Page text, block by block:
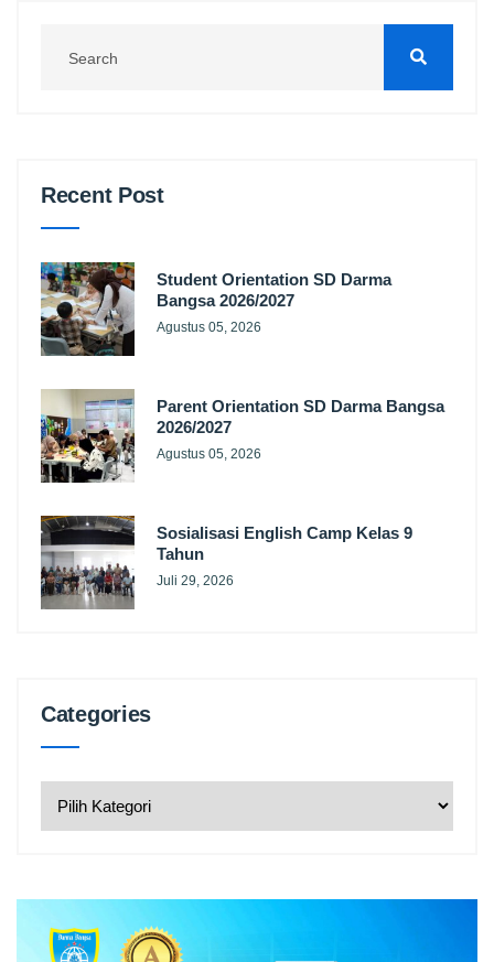
Recent Post
Student Orientation SD Darma
Bangsa 2026/2027
Agustus 05, 2026
Parent Orientation SD Darma Bangsa
2026/2027
Agustus 05, 2026
Sosialisasi English Camp Kelas 9
Tahun
Juli 29, 2026
Categories